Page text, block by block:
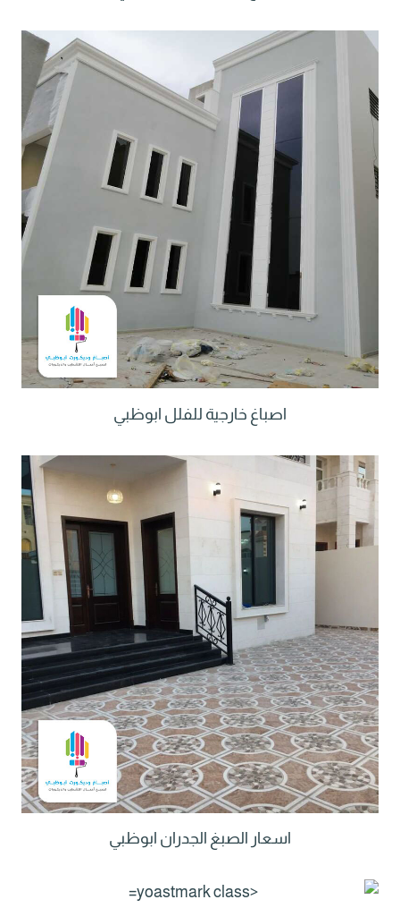
اصباغ خارجية للفلل ابوظبي
اسعار الصبغ الجدران ابوظبي